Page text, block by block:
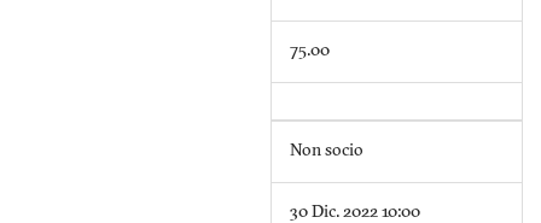
75.00
Non socio
30 Dic. 2022 10:00